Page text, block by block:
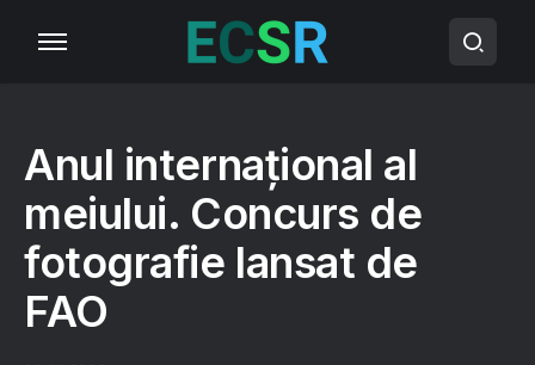
Anul internațional al
meiului. Concurs de
fotografie lansat de
FAO